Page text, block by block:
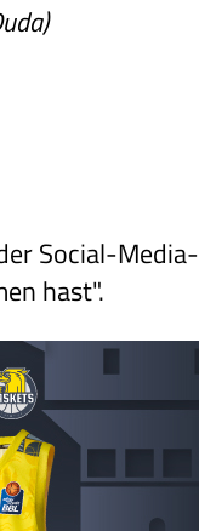
Social-Media-
hast".